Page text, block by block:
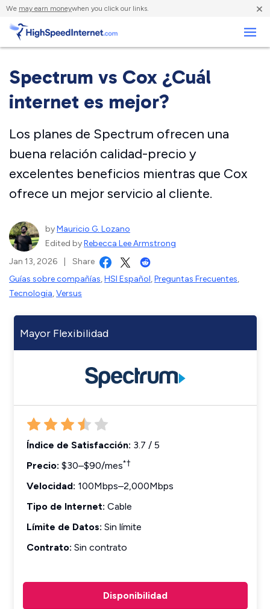
We may earn moneywhen you click our links. ×
Spectrum vs Cox ¿Cuál
internet es mejor?
Los planes de Spectrum ofrecen una
buena relación calidad-precio y
excelentes beneficios mientras que Cox
ofrece un mejor servicio al cliente.
byMauricio G. Lozano
Edited byRebecca Lee Armstrong
Jan 13, 2026
Share
Guías sobre compañías,HSI Español,Preguntas Frecuentes,
Tecnologia,Versus
Mayor Flexibilidad
Índice de Satisfacción: 3.7 / 5
Precio: $30–$90/mes*†
Velocidad: 100Mbps–2,000Mbps
Tipo de Internet: Cable
Límite de Datos: Sin límite
Contrato: Sin contrato
Disponibilidad